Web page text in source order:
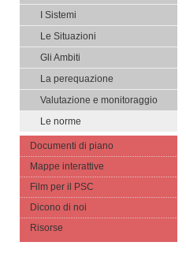
I Sistemi
Le Situazioni
Gli Ambiti
La perequazione
Valutazione e monitoraggio
Le norme
Documenti di piano
Mappe interattive
Film per il PSC
Dicono di noi
Risorse